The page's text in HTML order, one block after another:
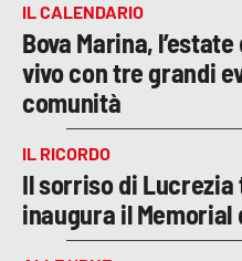
IL CALENDARIO
Bova Marina,
vivo con tre grandi
comunità
IL RICORDO
Il sorriso di
inaugura il Memorial